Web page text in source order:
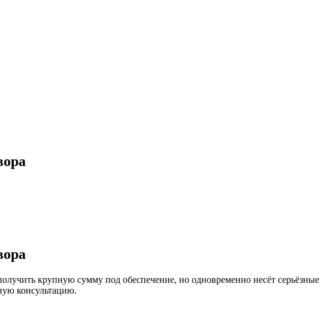
крупную сумму под обеспечение, но одновременно несёт серьёзные
консультацию.